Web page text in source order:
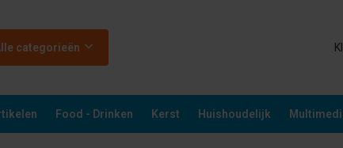
categorieën
Food - Drinken Kerst Huishoudelijk